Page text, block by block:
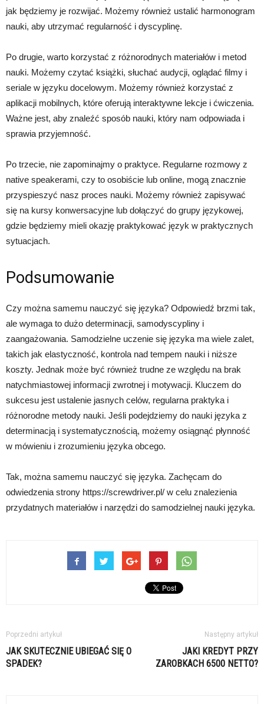
jak będziemy je rozwijać. Możemy również ustalić harmonogram
nauki, aby utrzymać regularność i dyscyplinę.
Po drugie, warto korzystać z różnorodnych materiałów i metod
nauki. Możemy czytać książki, słuchać audycji, oglądać filmy i
seriale w języku docelowym. Możemy również korzystać z
aplikacji mobilnych, które oferują interaktywne lekcje i ćwiczenia.
Ważne jest, aby znaleźć sposób nauki, który nam odpowiada i
sprawia przyjemność.
Po trzecie, nie zapominajmy o praktyce. Regularne rozmowy z
native speakerami, czy to osobiście lub online, mogą znacznie
przyspieszyć nasz proces nauki. Możemy również zapisywać
się na kursy konwersacyjne lub dołączyć do grupy językowej,
gdzie będziemy mieli okazję praktykować język w praktycznych
sytuacjach.
Podsumowanie
Czy można samemu nauczyć się języka? Odpowiedź brzmi tak,
ale wymaga to dużo determinacji, samodyscypliny i
zaangażowania. Samodzielne uczenie się języka ma wiele zalet,
takich jak elastyczność, kontrola nad tempem nauki i niższe
koszty. Jednak może być również trudne ze względu na brak
natychmiastowej informacji zwrotnej i motywacji. Kluczem do
sukcesu jest ustalenie jasnych celów, regularna praktyka i
różnorodne metody nauki. Jeśli podejdziemy do nauki języka z
determinacją i systematycznością, możemy osiągnąć płynność
w mówieniu i zrozumieniu języka obcego.
Tak, można samemu nauczyć się języka. Zachęcam do
odwiedzenia strony https://screwdriver.pl/ w celu znalezienia
przydatnych materiałów i narzędzi do samodzielnej nauki języka.
Poprzedni artykuł
JAK SKUTECZNIE UBIEGAĆ SIĘ O
SPADEK?
Następny artykuł
JAKI KREDYT PRZY
ZAROBKACH 6500 NETTO?